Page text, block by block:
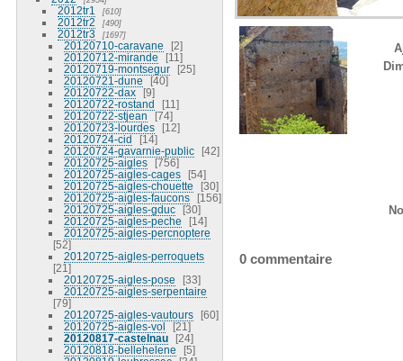
2012tr1 610
2012tr2 490
2012tr3 1697
20120710-caravane
2
20120712-mirande
11
20120719-montsegur
25
20120721-dune
40
20120722-dax
9
20120722-rostand
11
20120722-stjean
74
20120723-lourdes
12
20120724-cid
14
20120724-gavarnie-public
42
20120725-aigles
756
20120725-aigles-cages
54
20120725-aigles-chouette
30
20120725-aigles-faucons
156
20120725-aigles-gduc
30
20120725-aigles-peche
14
20120725-aigles-percnoptere
52
20120725-aigles-perroquets
21
20120725-aigles-pose
33
20120725-aigles-serpentaire
79
20120725-aigles-vautours
60
20120725-aigles-vol
21
20120817-castelnau
24
20120818-bellehelene
5
0 commentaire